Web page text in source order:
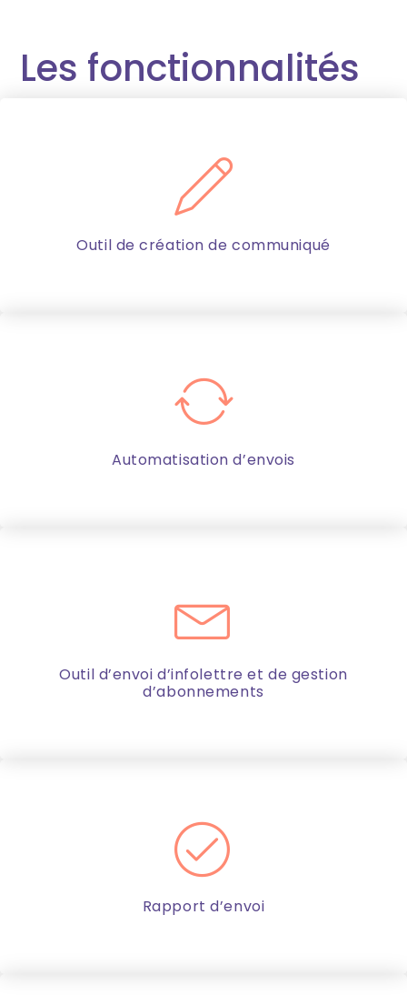
Les fonctionnalités
Outil de création de communiqué
Automatisation d’envois
Outil d’envoi d’infolettre et de gestion
d’abonnements
Rapport d’envoi